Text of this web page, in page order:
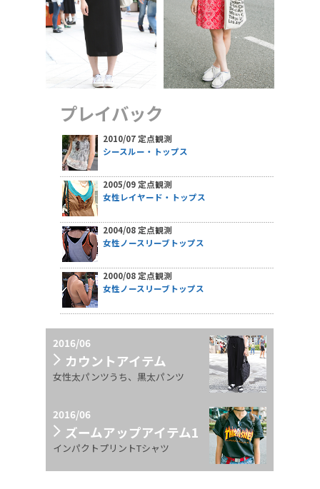
プレイバック
2010/07 定点観測
シースルー・トップス
2005/09 定点観測
女性レイヤード・トップス
2004/08 定点観測
女性ノースリーブトップス
2000/08 定点観測
女性ノースリーブトップス
2016/06
カウントアイテム
女性太パンツうち、黒太パンツ
2016/06
ズームアップアイテム1
インパクトプリントTシャツ